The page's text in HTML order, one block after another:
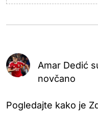
Amar Dedić
novčano
Pogledajte kako je